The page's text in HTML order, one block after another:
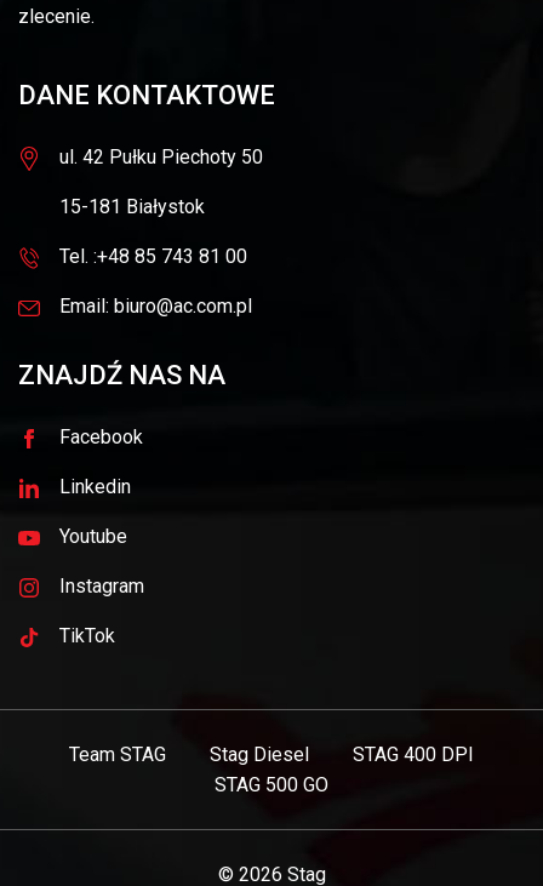
zlecenie.
DANE KONTAKTOWE
ul. 42 Pułku Piechoty 50
15-181 Białystok
Tel. :+48 85 743 81 00
Email: biuro@ac.com.pl
ZNAJDŹ NAS NA
Facebook
Linkedin
Youtube
Instagram
TikTok
Team STAG Stag Diesel
STAG 400 DPI
STAG 500 GO
© 2026 Stag